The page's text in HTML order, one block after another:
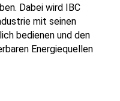
Dabei wird IBC
mit seinen
bedienen und den
Energiequellen